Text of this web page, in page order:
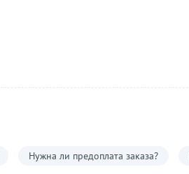
Нужна ли предоплата заказа?